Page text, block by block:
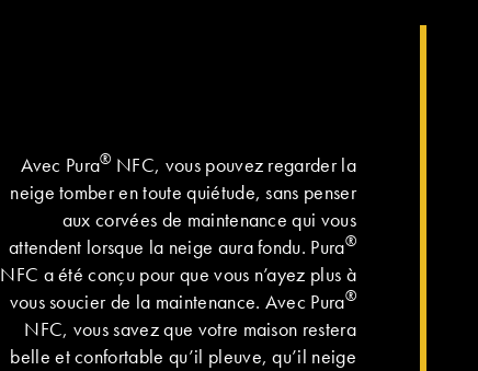
Avec Pura® NFC, vous pouvez regarder la
neige tomber en toute quiétude, sans penser
aux corvées de maintenance qui vous
attendent lorsque la neige aura fondu. Pura®
NFC a été conçu pour que vous n’ayez plus à
vous soucier de la maintenance. Avec Pura®
NFC, vous savez que votre maison restera
belle et confortable qu’il pleuve, qu’il neige